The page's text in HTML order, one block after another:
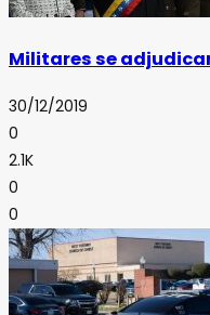
Militares se
30/12/2019
0
2.1K
0
0